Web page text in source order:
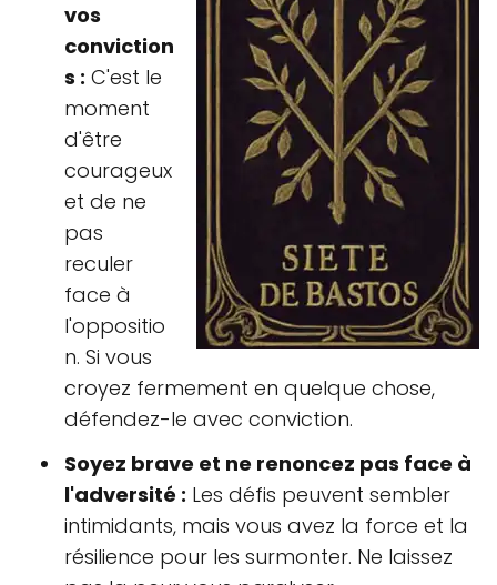
vos
conviction
s : C'est le
moment
d'être
courageux
et de ne
pas
reculer
face à
l'oppositio
n. Si vous
croyez fermement en quelque chose,
défendez-le avec conviction.
Soyez brave et ne renoncez pas face à
l'adversité : Les défis peuvent sembler
intimidants, mais vous avez la force et la
résilience pour les surmonter. Ne laissez